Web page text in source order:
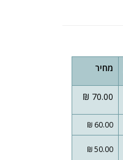
מחיר
70.00 ₪
60.00 ₪
50.00 ₪